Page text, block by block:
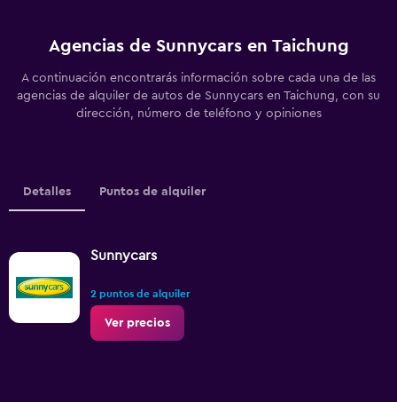
Agencias de Sunnycars en Taichung
A continuación encontrarás información sobre cada una de las
agencias de alquiler de autos de Sunnycars en Taichung, con su
dirección, número de teléfono y opiniones
Detalles Puntos de alquiler
Sunnycars
2 puntos de alquiler
Ver precios